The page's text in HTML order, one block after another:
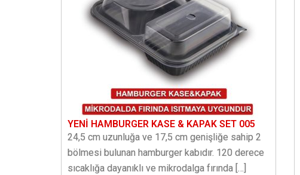
YENİ HAMBURGER KASE & KAPAK SET 005
24,5 cm uzunluğa ve 17,5 cm genişliğe sahip 2
bölmesi bulunan hamburger kabıdır. 120 derece
sıcaklığa dayanıklı ve mikrodalga fırında […]